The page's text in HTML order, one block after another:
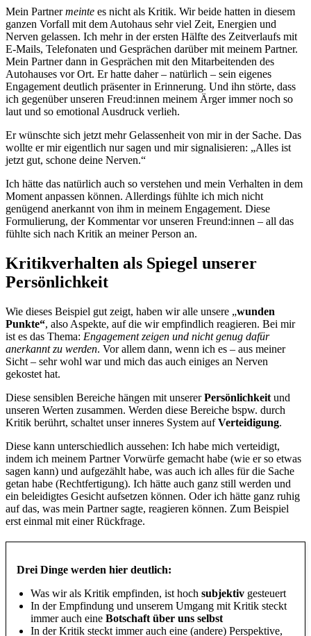
Mein Partnermeinte es nicht als Kritik. Wir beide hatten in diesem
ganzen Vorfall mit dem Autohaus sehr viel Zeit, Energien und
Nerven gelassen. Ich mehr in der ersten Hälfte des Zeitverlaufs mit
E-Mails, Telefonaten und Gesprächen darüber mit meinem Partner.
Mein Partner dann in Gesprächen mit den Mitarbeitenden des
Autohauses vor Ort. Er hatte daher – natürlich – sein eigenes
Engagement deutlich präsenter in Erinnerung. Und ihn störte, dass
ich gegenüber unseren Freud:innen meinem Ärger immer noch so
laut und so emotional Ausdruck verlieh.
Er wünschte sich jetzt mehr Gelassenheit von mir in der Sache. Das
wollte er mir eigentlich nur sagen und mir signalisieren: „Alles ist
jetzt gut, schone deine Nerven.“
Ich hätte das natürlich auch so verstehen und mein Verhalten in dem
Moment anpassen können. Allerdings fühlte ich mich nicht
genügend anerkannt von ihm in meinem Engagement. Diese
Formulierung, der Kommentar vor unseren Freund:innen – all das
fühlte sich nach Kritik an meiner Person an.
Kritikverhalten als Spiegel unserer
Persönlichkeit
Wie dieses Beispiel gut zeigt, haben wir alle unsere „wunden
Punkte“, also Aspekte, auf die wir empfindlich reagieren. Bei mir
ist es das Thema: Engagement zeigen und nicht genug dafür
anerkannt zu werden. Vor allem dann, wenn ich es – aus meiner
Sicht – sehr wohl war und mich das auch einiges an Nerven
gekostet hat.
Diese sensiblen Bereiche hängen mit unsererPersönlichkeit und
unseren Werten zusammen. Werden diese Bereiche bspw. durch
Kritik berührt, schaltet unser inneres System aufVerteidigung.
Diese kann unterschiedlich aussehen: Ich habe mich verteidigt,
indem ich meinem Partner Vorwürfe gemacht habe (wie er so etwas
sagen kann) und aufgezählt habe, was auch ich alles für die Sache
getan habe (Rechtfertigung). Ich hätte auch ganz still werden und
ein beleidigtes Gesicht aufsetzen können. Oder ich hätte ganz ruhig
auf das, was mein Partner sagte, reagieren können. Zum Beispiel
erst einmal mit einer Rückfrage.
Drei Dinge werden hier deutlich:
Was wir als Kritik empfinden, ist hoch subjektiv gesteuert
In der Empfindung und unserem Umgang mit Kritik steckt
immer auch eine Botschaft über uns selbst
In der Kritik steckt immer auch eine (andere) Perspektive,